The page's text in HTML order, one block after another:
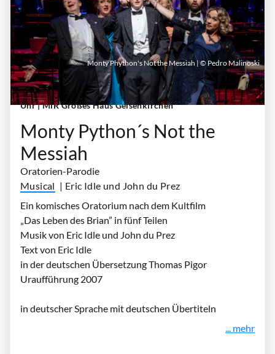
Sonntag, 08. November 2026 | 18:00 Uhr - 20:00
Uhr| MiR Großes Haus Gelsenkirchen
Monty Python´s Not the
Messiah
Oratorien-Parodie
Musical | Eric Idle und John du Prez
Ein komisches Oratorium nach dem Kultfilm
„Das Leben des Brian” in fünf Teilen
Musik von Eric Idle und John du Prez
Text von Eric Idle
in der deutschen Übersetzung Thomas Pigor
Uraufführung 2007
in deutscher Sprache mit deutschen Übertiteln
... mehr
Monty Phython's Not the Messiah | © Pedro Malinoski